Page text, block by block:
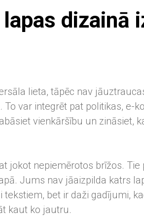
dizainā
lieta, tāpēc nav
var integrēt pat politikas, e-
vienkāršību un zināsiet,
jokot nepiemērotos brīžos. Tie
Jums nav jāaizpilda katrs
bet ir daži gadījumi,
kaut ko jautru.